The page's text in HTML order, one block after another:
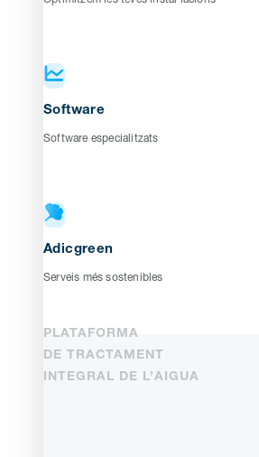
Software
Software especialitzats
Adicgreen
Serveis més sostenibles
PLATAFORMA
DE TRACTAMENT
INTEGRAL DE L’AIGUA